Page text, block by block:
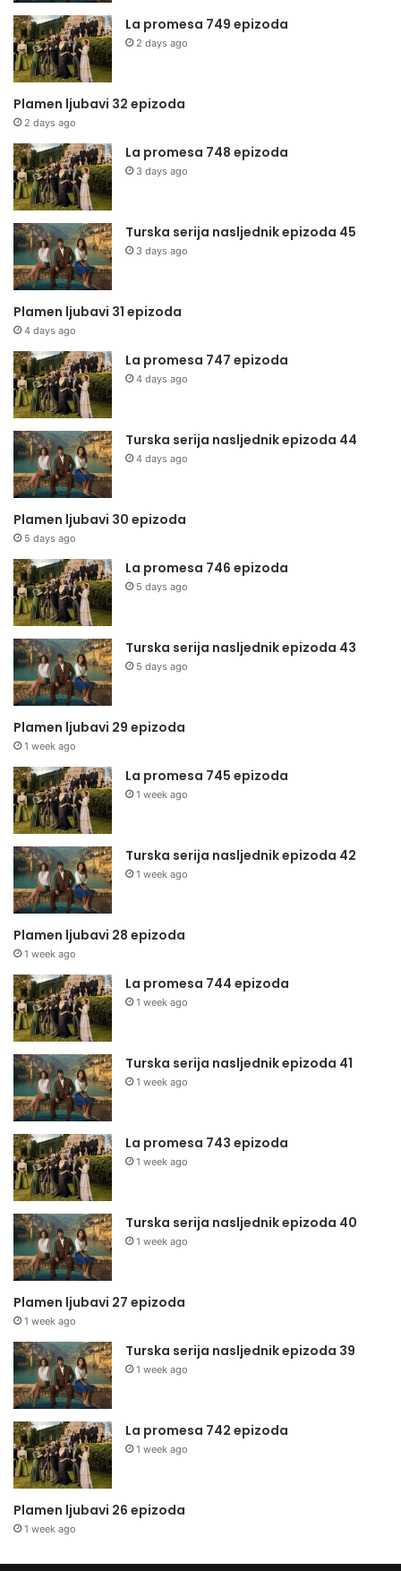
La promesa 749 epizoda
2 days ago
Plamen ljubavi 32 epizoda
2 days ago
La promesa 748 epizoda
3 days ago
Turska serija nasljednik epizoda 45
3 days ago
Plamen ljubavi 31 epizoda
4 days ago
La promesa 747 epizoda
4 days ago
Turska serija nasljednik epizoda 44
4 days ago
Plamen ljubavi 30 epizoda
5 days ago
La promesa 746 epizoda
5 days ago
Turska serija nasljednik epizoda 43
5 days ago
Plamen ljubavi 29 epizoda
1 week ago
La promesa 745 epizoda
1 week ago
Turska serija nasljednik epizoda 42
1 week ago
Plamen ljubavi 28 epizoda
1 week ago
La promesa 744 epizoda
1 week ago
Turska serija nasljednik epizoda 41
1 week ago
La promesa 743 epizoda
1 week ago
Turska serija nasljednik epizoda 40
1 week ago
Plamen ljubavi 27 epizoda
1 week ago
Turska serija nasljednik epizoda 39
1 week ago
La promesa 742 epizoda
1 week ago
Plamen ljubavi 26 epizoda
1 week ago